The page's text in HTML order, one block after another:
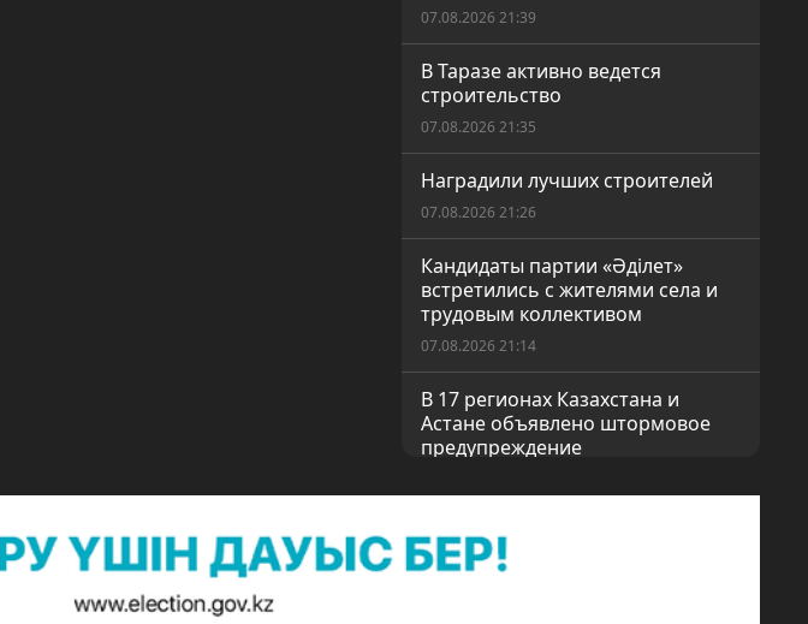
07.08.2026 21:39
В Таразе активно ведется
строительство
07.08.2026 21:35
Наградили лучших строителей
07.08.2026 21:26
Кандидаты партии «Әділет»
встретились с жителями села и
трудовым коллективом
07.08.2026 21:14
В 17 регионах Казахстана и
Астане объявлено штормовое
предупреждение
Познавательная встреча с
молодым поэтом